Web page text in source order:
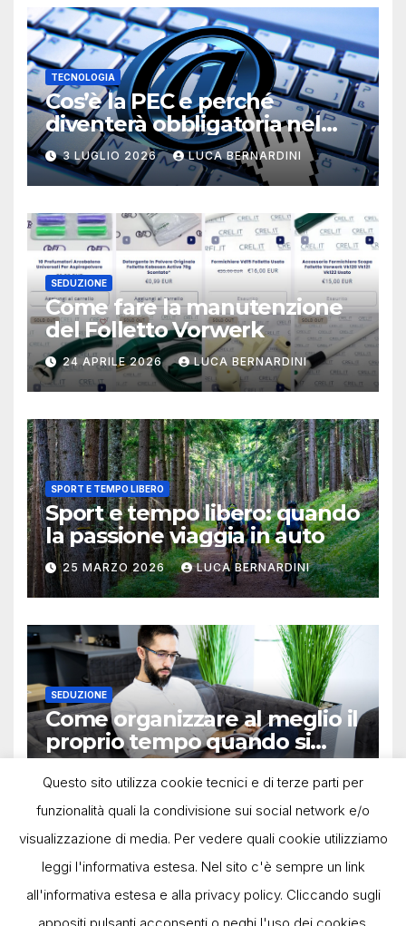
TECNOLOGIA
Cos’è la PEC e perché
diventerà obbligatoria nel
2026?
3 LUGLIO 2026 LUCA BERNARDINI
SEDUZIONE
Come fare la manutenzione
del Folletto Vorwerk
24 APRILE 2026 LUCA BERNARDINI
SPORT E TEMPO LIBERO
Sport e tempo libero: quando
la passione viaggia in auto
25 MARZO 2026 LUCA BERNARDINI
SEDUZIONE
Come organizzare al meglio il
proprio tempo quando si
lavora in autonomia
Questo sito utilizza cookie tecnici e di terze parti per
funzionalità quali la condivisione sui social network e/o
visualizzazione di media. Per vedere quali cookie utilizziamo
leggi l'informativa estesa. Nel sito c'è sempre un link
all'informativa estesa e alla privacy policy. Cliccando sugli